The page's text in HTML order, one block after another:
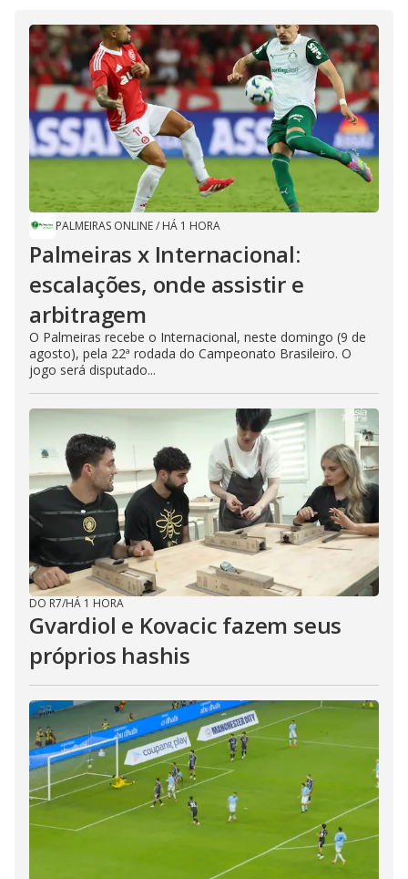
PALMEIRAS ONLINE/ HÁ 1 HORA
Palmeiras x Internacional:
escalações, onde assistir e
arbitragem
O Palmeiras recebe o Internacional, neste domingo (9 de
agosto), pela 22ª rodada do Campeonato Brasileiro. O
jogo será disputado...
DO R7/HÁ 1 HORA
Gvardiol e Kovacic fazem seus
próprios hashis